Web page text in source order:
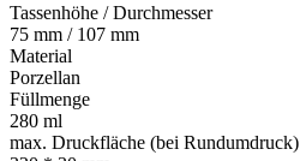
Tassenhöhe / Durchmesser
75 mm / 107 mm
Material
Porzellan
Füllmenge
280 ml
max. Druckfläche (bei Rundumdruck)